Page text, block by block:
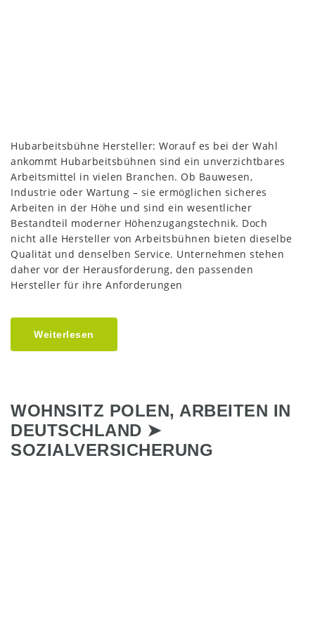
Hubarbeitsbühne Hersteller: Worauf es bei der Wahl
ankommt Hubarbeitsbühnen sind ein unverzichtbares
Arbeitsmittel in vielen Branchen. Ob Bauwesen,
Industrie oder Wartung – sie ermöglichen sicheres
Arbeiten in der Höhe und sind ein wesentlicher
Bestandteil moderner Höhenzugangstechnik. Doch
nicht alle Hersteller von Arbeitsbühnen bieten dieselbe
Qualität und denselben Service. Unternehmen stehen
daher vor der Herausforderung, den passenden
Hersteller für ihre Anforderungen
Weiterlesen
WOHNSITZ POLEN, ARBEITEN IN
DEUTSCHLAND ➤
SOZIALVERSICHERUNG